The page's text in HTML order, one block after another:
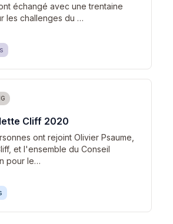
échangé avec une trentaine
les challenges du …
Cliff 2020
ont rejoint Olivier Psaume,
et l'ensemble du Conseil
pour le…